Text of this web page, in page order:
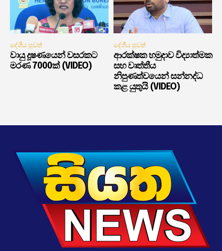
දේශීය පුවත්
වායු දූෂණයෙන් වසරකට
මරණ 7000ක් (VIDEO)
දේශීය පුවත්
ආරක්ෂක හමුදාව විද්‍යාත්මක
සහ වෘත්තීය
නිපුණත්වයෙන් සන්නද්ධ
කළ යුතුයි (VIDEO)